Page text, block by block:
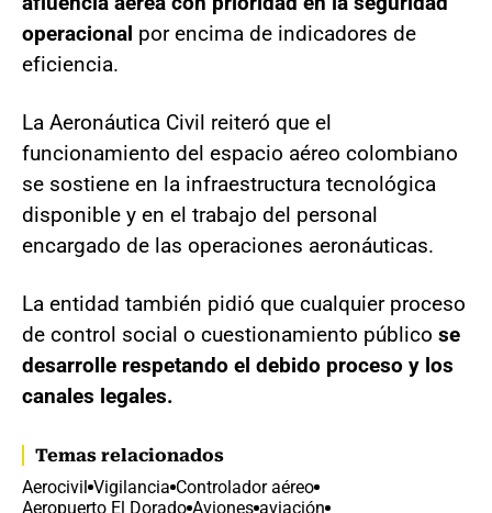
operacional por encima de indicadores de
eficiencia.
La Aeronáutica Civil reiteró que el
funcionamiento del espacio aéreo colombiano
se sostiene en la infraestructura tecnológica
disponible y en el trabajo del personal
encargado de las operaciones aeronáuticas.
La entidad también pidió que cualquier proceso
de control social o cuestionamiento público se
desarrolle respetando el debido proceso y los
canales legales.
Temas relacionados
Aerocivil Vigilancia Controlador aéreo
Aeropuerto El Dorado Aviones aviación